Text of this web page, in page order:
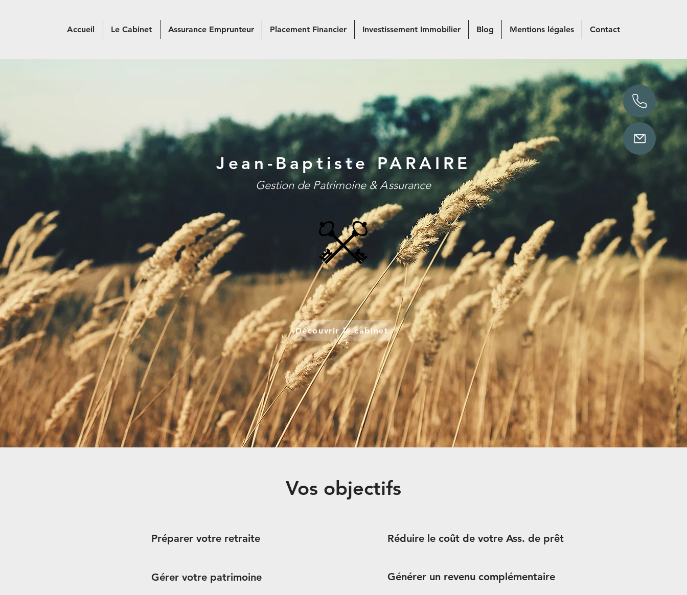
Accueil Le Cabinet Assurance Emprunteur Placement Financier Investissement Immobilier Blog Mentions légales Contact
Jean-Baptiste PARAIRE
Gestion de Patrimoine & Assurance
Découvrir le cabinet
Vos objectifs
Préparer votre retraite
Gérer votre patrimoine
Réduire le coût de votre Ass. de prêt
Générer un revenu complémentaire